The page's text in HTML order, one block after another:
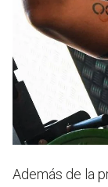
Además de la